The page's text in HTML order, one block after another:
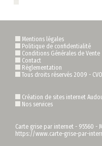
Mentions légales
Politique de confidentialité
Conditions Générales de Vente
Contact
Règlementation
Tous droits réservés 2009 -
Création de sites internet
Nos services
Carte grise par internet - 95560 -
https://www.carte-grise-par-